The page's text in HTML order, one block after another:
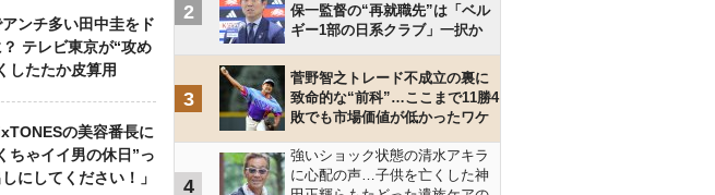
ンチ多い田中圭をド
テレビ東京が“攻め
したたか皮算用
の美容番長に
ちゃイイ男の休日”っ
にしてください！」
2
保一監督の“再就職先”は「ベル
ギー1部の日系クラブ」一択か
3
菅野智之トレード不成立の裏に
致命的な“前科”…ここまで11勝4
敗でも市場価値が低かったワケ
4
強いショック状態の清水アキラ
に心配の声…子供を亡くした神